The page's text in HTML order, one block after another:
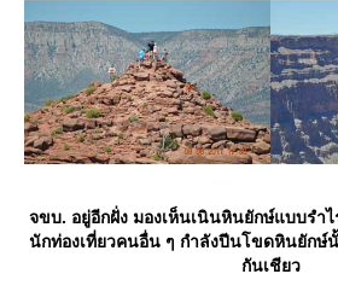
จขบ. อยู่อีกฝั่ง มองเห็นเนินหินยักษ์แบบรำ
นักท่องเที่ยวคนอื่น ๆ กำลังปีนโขดหินยักษ์
กันเชียว